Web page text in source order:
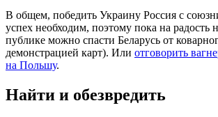
В общем, победить Украину Россия с
успех необходим, поэтому пока на радость
публике можно спасти Беларусь от
демонстрацией карт). Или отговорить
на Польшу.
Найти и обезвредить